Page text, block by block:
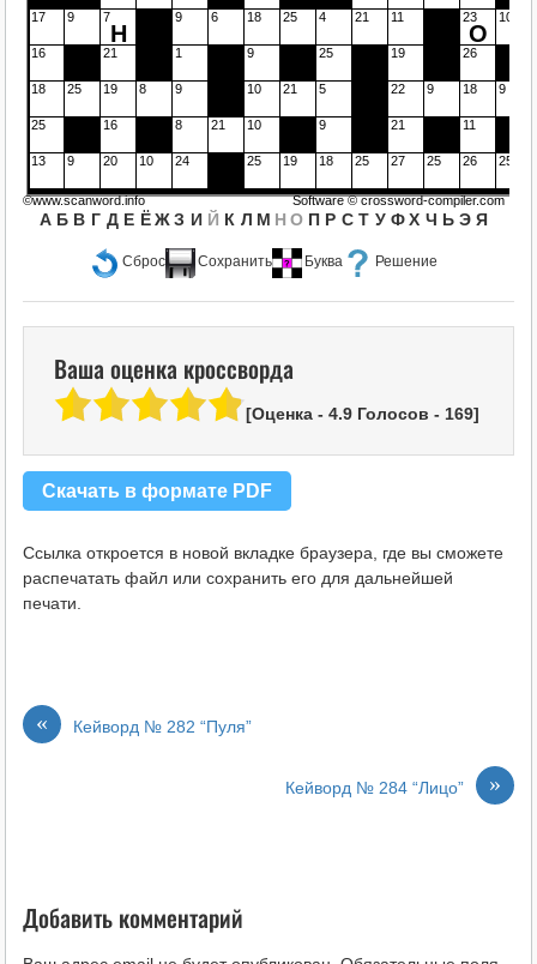
Сброс Сохранить Буква Решение
17 9 7
Н
9 6 18 25 4 21 11 23
О
10
16 21 1 9 25 19 26
18 25 19 8 9 10 21 5 22 9 18 9
25 16 8 21 10 9 21 11
13 9 20 10 24 25 19 18 25 27 25 26 25
А Б В Г Д Е Ё Ж З И Й К Л М Н О П Р С Т У Ф Х Ч Ь Э Я
©www.scanword.info Software ©crossword-compiler.com
Ваша оценка кроссворда
[Оценка - 4.9Голосов - 169]
Скачать в формате PDF
Ссылка откроется в новой вкладке браузера, где вы сможете
распечатать файл или сохранить его для дальнейшей
печати.
« Кейворд № 282 “Пуля”
»
Кейворд № 284 “Лицо”
Добавить комментарий